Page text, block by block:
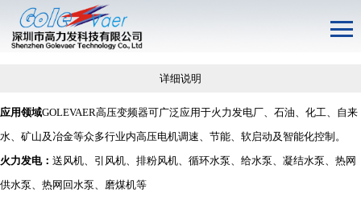
详细说明
应用领域GOLEVAER高压变频器可广泛应用于火力发电厂、石油、化工、自来
水、矿山及冶金等众多行业内高压电机调速、节能、软启动及智能化控制。
火力发电： 送风机、引风机、排粉风机、循环水泵、给水泵、凝结水泵、热网
供水泵、热网回水泵、磨煤机等